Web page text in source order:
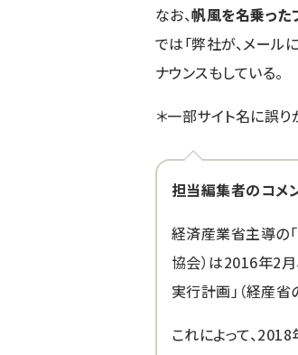
なお、帆風を名乗った
では「弊社が、メール
ナウンスもしている。
＊一部サイト名に誤
担当編集者のコメ
経済産業省主導の
協会）は2016年2月
実行計画 」（経産
これによって、